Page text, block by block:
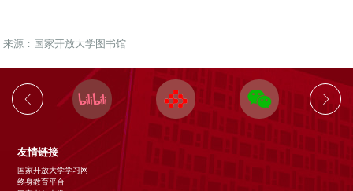
来源：国家开放大学图书馆
友情链接
国家开放大学学习网
终身教育平台